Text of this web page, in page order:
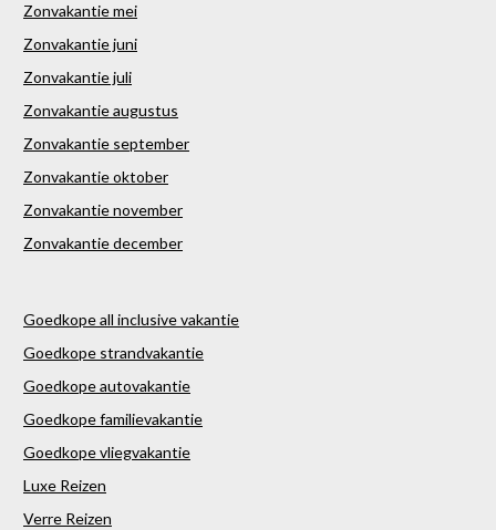
Zonvakantie mei
Zonvakantie juni
Zonvakantie juli
Zonvakantie augustus
Zonvakantie september
Zonvakantie oktober
Zonvakantie november
Zonvakantie december
Goedkope all inclusive vakantie
Goedkope strandvakantie
Goedkope autovakantie
Goedkope familievakantie
Goedkope vliegvakantie
Luxe Reizen
Verre Reizen